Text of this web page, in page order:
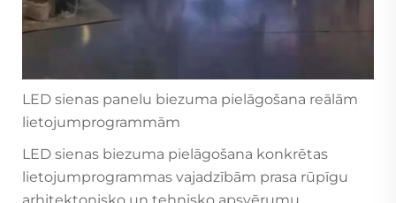
LED sienas panelu biezuma pielāgošana reālām
lietojumprogrammām
LED sienas biezuma pielāgošana konkrētas
lietojumprogrammas vajadzībām prasa rūpīgu
arhitektonisko un tehnisko apsvērumu